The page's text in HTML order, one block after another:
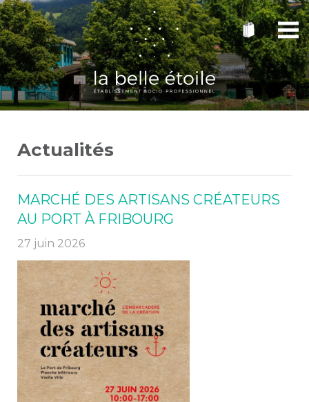
Actualités
MARCHÉ DES ARTISANS CRÉATEURS
AU PORT À FRIBOURG
27 juin 2026